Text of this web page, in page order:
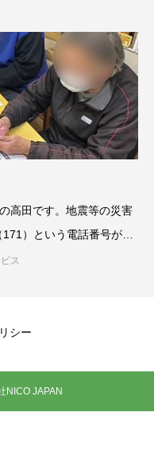
高田です。地震等の災害
）という電話番号があ
コサービス
シー
NICO JAPAN